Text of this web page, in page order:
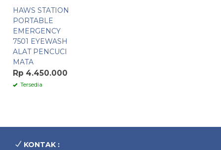
HAWS STATION
PORTABLE
EMERGENCY
7501 EYEWASH
ALAT PENCUCI
MATA
Rp 4.450.000
Tersedia
KONTAK :